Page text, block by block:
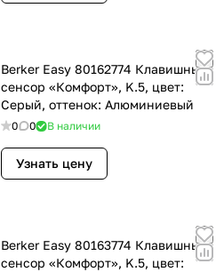
Berker Easy 80162774 Клавишный
сенсор «Комфорт», K.5, цвет:
Серый, оттенок: Алюминиевый
0 0 В наличии
Узнать цену
Berker Easy 80163774 Клавишный
сенсор «Комфорт», K.5, цвет: